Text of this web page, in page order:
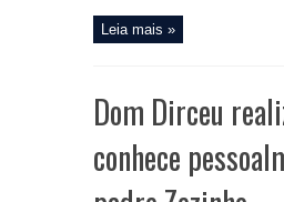
Leia mais »
Dom Dirceu
conhece